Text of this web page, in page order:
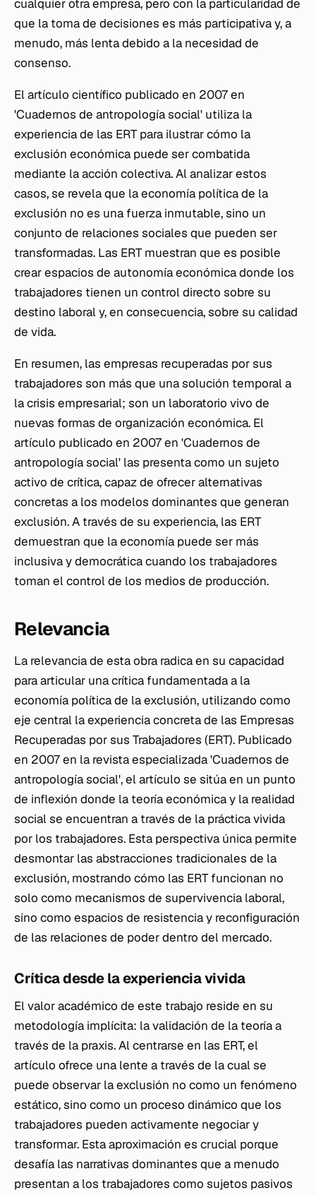
cualquier otra empresa, pero con la particularidad de
que la toma de decisiones es más participativa y, a
menudo, más lenta debido a la necesidad de
consenso.
El artículo científico publicado en 2007 en
'Cuadernos de antropología social' utiliza la
experiencia de las ERT para ilustrar cómo la
exclusión económica puede ser combatida
mediante la acción colectiva. Al analizar estos
casos, se revela que la economía política de la
exclusión no es una fuerza inmutable, sino un
conjunto de relaciones sociales que pueden ser
transformadas. Las ERT muestran que es posible
crear espacios de autonomía económica donde los
trabajadores tienen un control directo sobre su
destino laboral y, en consecuencia, sobre su calidad
de vida.
En resumen, las empresas recuperadas por sus
trabajadores son más que una solución temporal a
la crisis empresarial; son un laboratorio vivo de
nuevas formas de organización económica. El
artículo publicado en 2007 en 'Cuadernos de
antropología social' las presenta como un sujeto
activo de crítica, capaz de ofrecer alternativas
concretas a los modelos dominantes que generan
exclusión. A través de su experiencia, las ERT
demuestran que la economía puede ser más
inclusiva y democrática cuando los trabajadores
toman el control de los medios de producción.
Relevancia
La relevancia de esta obra radica en su capacidad
para articular una crítica fundamentada a la
economía política de la exclusión, utilizando como
eje central la experiencia concreta de las Empresas
Recuperadas por sus Trabajadores (ERT). Publicado
en 2007 en la revista especializada 'Cuadernos de
antropología social', el artículo se sitúa en un punto
de inflexión donde la teoría económica y la realidad
social se encuentran a través de la práctica vivida
por los trabajadores. Esta perspectiva única permite
desmontar las abstracciones tradicionales de la
exclusión, mostrando cómo las ERT funcionan no
solo como mecanismos de supervivencia laboral,
sino como espacios de resistencia y reconfiguración
de las relaciones de poder dentro del mercado.
Crítica desde la experiencia vivida
El valor académico de este trabajo reside en su
metodología implícita: la validación de la teoría a
través de la praxis. Al centrarse en las ERT, el
artículo ofrece una lente a través de la cual se
puede observar la exclusión no como un fenómeno
estático, sino como un proceso dinámico que los
trabajadores pueden activamente negociar y
transformar. Esta aproximación es crucial porque
desafía las narrativas dominantes que a menudo
presentan a los trabajadores como sujetos pasivos